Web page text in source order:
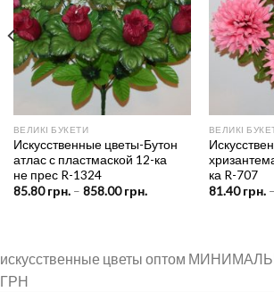
ВЕЛИКІ БУКЕТИ
Искусственные цветы-Бутон
атлас с пластмаской 12-ка
не прес R-1324
85.80грн. – 858.00грн.Price
ВЕЛИКІ
ка R-707
81.40грн. –
искусственные цветы оптом
ГРН